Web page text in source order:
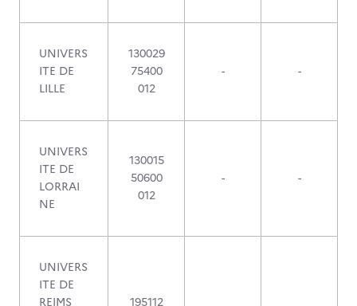
UNIVERS
ITE DE
LILLE
130029
75400
012
- -
UNIVERS
ITE DE
LORRAI
NE
130015
50600
012
- -
UNIVERS
ITE DE
REIMS
195112